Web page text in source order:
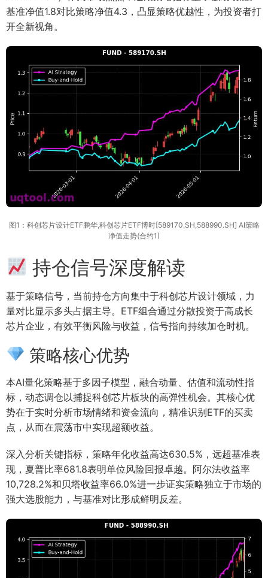
基准净值1.8对比策略净值4.3，凸显策略优越性，为投资者打
开全新视角。
图1：科创芯片设计ETF鹏华,科创芯片ETF博时[589170.SH,588990.SH] AI策略
净值走势(合约1)
持仓信号深度解读
基于策略信号，当前持仓方向集中于科创芯片设计领域，力
量对比显示多头占据主导。ETF组合通过分散投资于高成长
芯片企业，有效平衡风险与收益，信号指向持续加仓时机。
策略核心优势
本AI量化策略基于多因子模型，融合动量、估值和流动性指
标，动态调仓以捕捉科创芯片板块的高弹性机会。其核心优
势在于实时分析市场情绪和资金流向，精准识别ETF的买卖
点，从而在震荡市中实现超额收益。
深入分析关键指标，策略年化收益高达630.5%，远超基准表
现，夏普比率681.8表明单位风险回报卓越。阿尔法收益率
10,728.2%和贝塔收益率66.0%进一步证实策略独立于市场的
强大选股能力，与基准对比形成鲜明反差。